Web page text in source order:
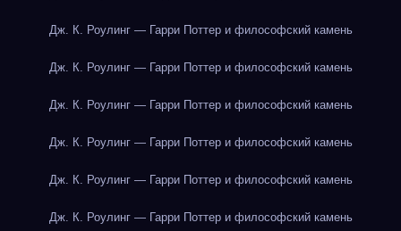
Дж. К. Роулинг — Гарри Поттер и философский камень
Дж. К. Роулинг — Гарри Поттер и философский камень
Дж. К. Роулинг — Гарри Поттер и философский камень
Дж. К. Роулинг — Гарри Поттер и философский камень
Дж. К. Роулинг — Гарри Поттер и философский камень
Дж. К. Роулинг — Гарри Поттер и философский камень